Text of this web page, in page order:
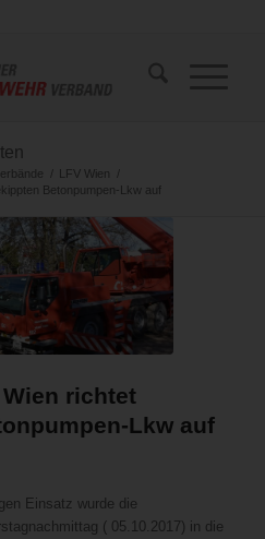
/ LFV Wien
/
Betonpumpen-Lkw auf
richtet
Lkw auf
Einsatz wurde die
( 05.10.2017) in die